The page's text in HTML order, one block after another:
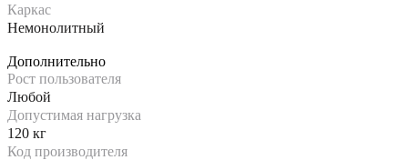
Каркас
Немонолитный
Дополнительно
Рост пользователя
Любой
Допустимая нагрузка
120 кг
Код производителя